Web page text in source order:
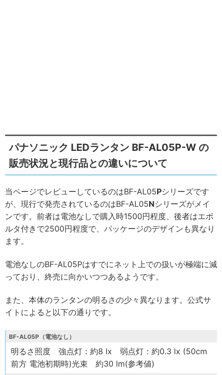
パナソニック LEDランタン BF-AL05P-W の
販売状況と現行品との違いについて
当ページでレビューしているのはBF-AL05Pシリーズです
が、現行で発売されているのはBF-AL05Nシリーズがメイ
ンです。前者は電池なしで購入時1500円程度、後者はエボ
ルタ付きで2500円程度で、パッケージのデザインも異なり
ます。
電池なしのBF-AL05Pはすでにネット上での扱いが極端に減
っており、終売に向かいつつあるようです。
また、本体のランタンの明るさの少々異なります。公式サ
イトによると以下の通りです。
BF-AL05P （電池なし）
明るさ照度 強点灯：約8 lx 弱点灯：約0.3 lx (50cm
前方 電池初期時)光束 約30 lm(参考値)